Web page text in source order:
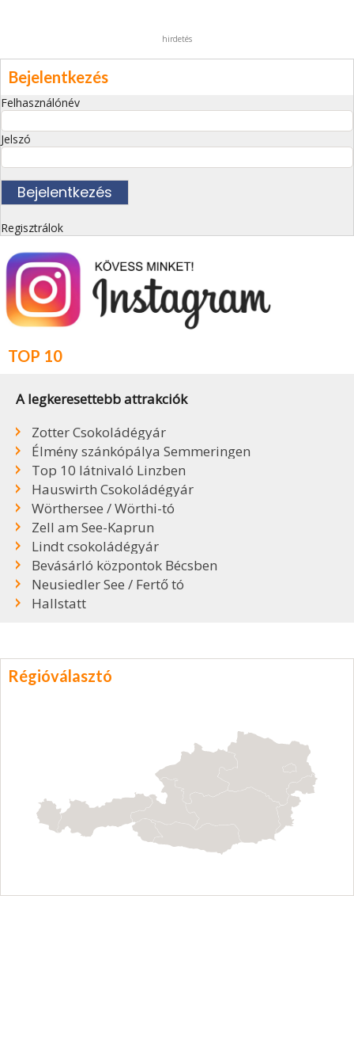
hirdetés
Bejelentkezés
Felhasználónév
Jelszó
Regisztrálok
TOP 10
A legkeresettebb attrakciók
Zotter Csokoládégyár
Élmény szánkópálya Semmeringen
Top 10 látnivaló Linzben
Hauswirth Csokoládégyár
Wörthersee / Wörthi-tó
Zell am See-Kaprun
Lindt csokoládégyár
Bevásárló központok Bécsben
Neusiedler See / Fertő tó
Hallstatt
Régióválasztó